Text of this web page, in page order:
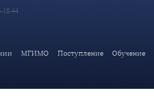
18-44
МГИМО Поступление Обучение
дипломатами